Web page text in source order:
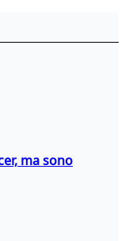
ma sono